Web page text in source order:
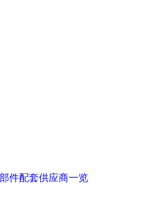
件配套供应商一览
心零部件配套供应商一览